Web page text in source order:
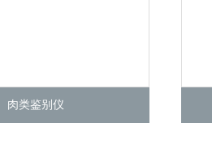
肉类鉴别仪